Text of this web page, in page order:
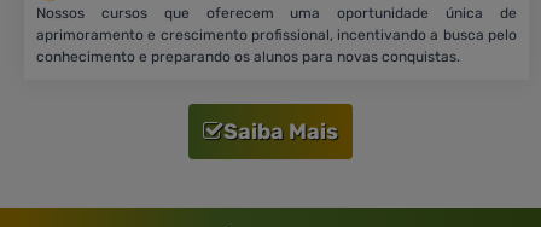
Nossos cursos que oferecem uma oportunidade única de
aprimoramento e crescimento profissional, incentivando a busca pelo
conhecimento e preparando os alunos para novas conquistas.
Saiba Mais